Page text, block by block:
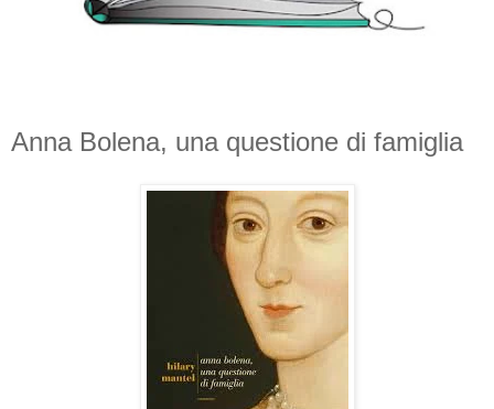
Anna Bolena, una questione di famiglia